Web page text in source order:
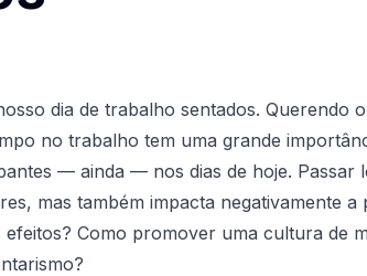
dia de trabalho sentados. Querendo
no trabalho tem uma grande
— ainda — nos dias de hoje. Passar
mas também impacta negativamente
Como promover uma cultura de